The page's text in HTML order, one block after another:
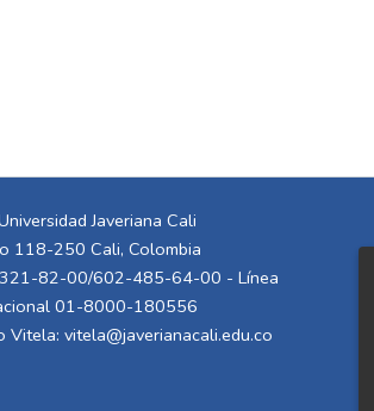
Javeriana Cali
118-250 Cali, Colombia
82-00/602-485-64-00 - Línea
01-8000-180556
Vitela: vitela@javerianacali.edu.co